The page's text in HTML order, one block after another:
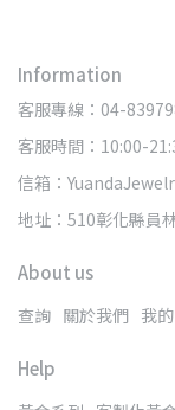
Information
客服專線：04-
客服時間：10:00-
信箱：
地址：510彰化縣員
About us
查詢 關於我們 我
Help